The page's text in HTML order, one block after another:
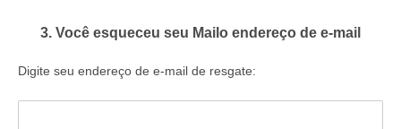
3. Você esqueceu seu Mailo endereço de e-mail
Digite seu endereço de e-mail de resgate: